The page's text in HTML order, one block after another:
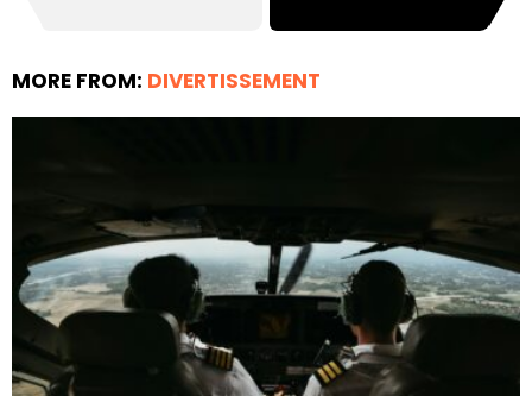
MORE FROM: DIVERTISSEMENT